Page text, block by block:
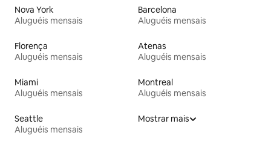
Nova York
Aluguéis mensais
Barcelona
Aluguéis mensais
Florença
Aluguéis mensais
Atenas
Aluguéis mensais
Miami
Aluguéis mensais
Montreal
Aluguéis mensais
Seattle
Aluguéis mensais
Mostrar mais